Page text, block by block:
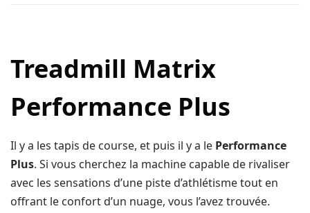
Treadmill Matrix
Performance Plus
Il y a les tapis de course, et puis il y a le Performance
Plus. Si vous cherchez la machine capable de rivaliser
avec les sensations d’une piste d’athlétisme tout en
offrant le confort d’un nuage, vous l’avez trouvée.